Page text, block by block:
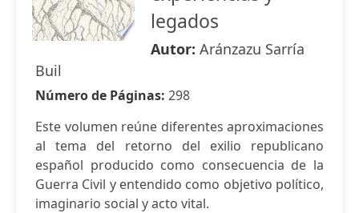
legados
Autor: Aránzazu Sarría
Buil
Número de Páginas: 298
Este volumen reúne diferentes aproximaciones
al tema del retorno del exilio republicano
español producido como consecuencia de la
Guerra Civil y entendido como objetivo político,
imaginario social y acto vital.